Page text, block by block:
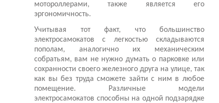
мотороллерами, также является его
эргономичность.
Учитывая тот факт, что большинство
электросамокатов с легкостью складываются
пополам, аналогично их механическим
собратьям, вам не нужно думать о парковке или
сохранности своего железного друга на улице, так
как вы без труда сможете зайти с ним в любое
помещение. Различные модели
электросамокатов способны на одной подзарядке